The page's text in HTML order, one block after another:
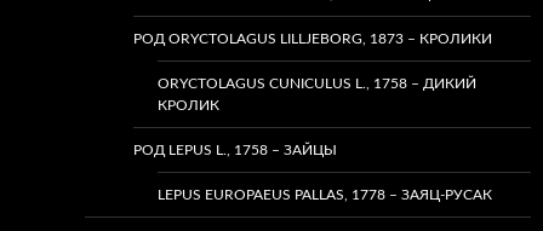
РОД ORYCTOLAGUS LILLJEBORG, 1873 – КРОЛИКИ
ORYCTOLAGUS CUNICULUS L., 1758 – ДИКИЙ
КРОЛИК
РОД LEPUS L., 1758 – ЗАЙЦЫ
LEPUS EUROPAEUS PALLAS, 1778 – ЗАЯЦ-РУСАК